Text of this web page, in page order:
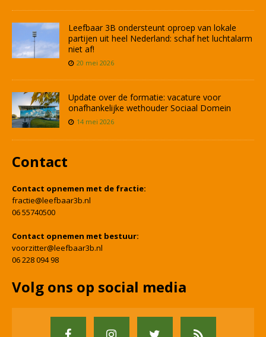
Leefbaar 3B ondersteunt oproep van lokale
partijen uit heel Nederland: schaf het luchtalarm
niet af!
20 mei 2026
Update over de formatie: vacature voor
onafhankelijke wethouder Sociaal Domein
14 mei 2026
Contact
Contact opnemen met de fractie:
fractie@leefbaar3b.nl
06 55740500
Contact opnemen met bestuur:
voorzitter@leefbaar3b.nl
06 228 094 98
Volg ons op social media